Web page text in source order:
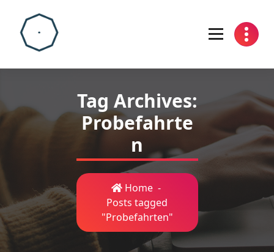
content
Tag Archives:
Probefahrte
n
Home-
Posts tagged
"Probefahrten"